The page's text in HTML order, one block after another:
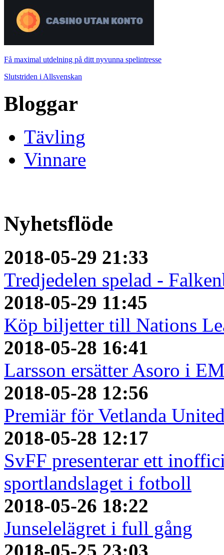
Få maximal utdelning på ditt nyvunna spelintresse
Slutstriden i Allsvenskan
Bloggar
Tävling
Vinnare
Nyhetsflöde
2018-05-29 21:33
Tredjedelen spelad -
2018-05-29 11:45
Köp biljetter till Nations
2018-05-28 16:41
Larsson ersätter Asoro i
2018-05-28 12:56
Premiär för Vetlanda
2018-05-28 12:17
SvFF presenterar ett
sportlandslaget i fotboll
2018-05-26 18:22
Junselelägret i full gång